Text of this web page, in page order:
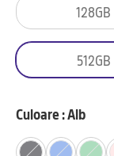
128GB
512GB
Culoare : Alb